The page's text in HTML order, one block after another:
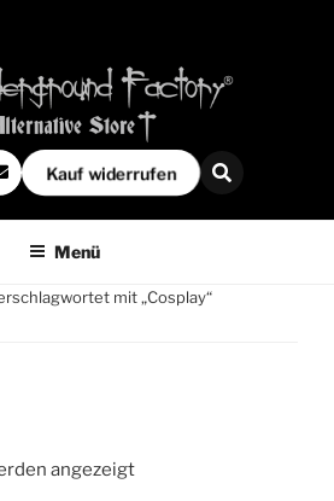
Kauf widerrufen
Menü
mit „Cosplay“
angezeigt